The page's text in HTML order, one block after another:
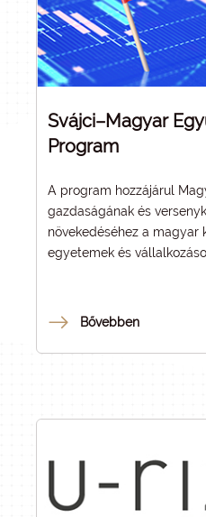
Svájci–Magyar
Program
A program hozzájárul
gazdaságának és
növekedéséhez a magyar
egyetemek és
partnerekkel való kutatási
programkomponens
innovációs szereplőivel
célkitűzéseivel való
Bővebben